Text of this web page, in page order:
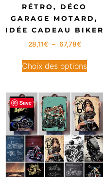
RÉTRO, DÉCO
GARAGE MOTARD,
IDÉE CADEAU BIKER
28,11€ – 67,78€
Choix des options
Save